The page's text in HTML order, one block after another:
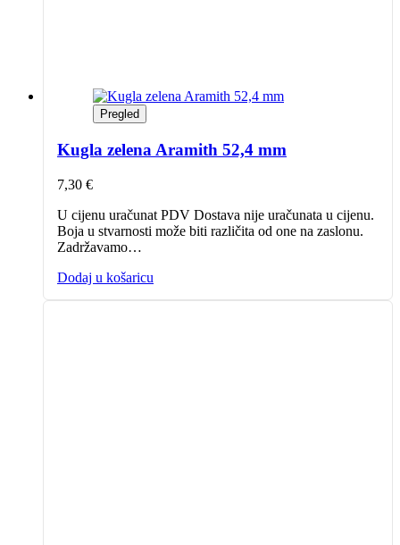
Pregled
Kugla zelena Aramith 52,4 mm
7,30 €
U cijenu uračunat PDV Dostava nije uračunata u cijenu.
Boja u stvarnosti može biti različita od one na zaslonu.
Zadržavamo…
Dodaj u košaricu